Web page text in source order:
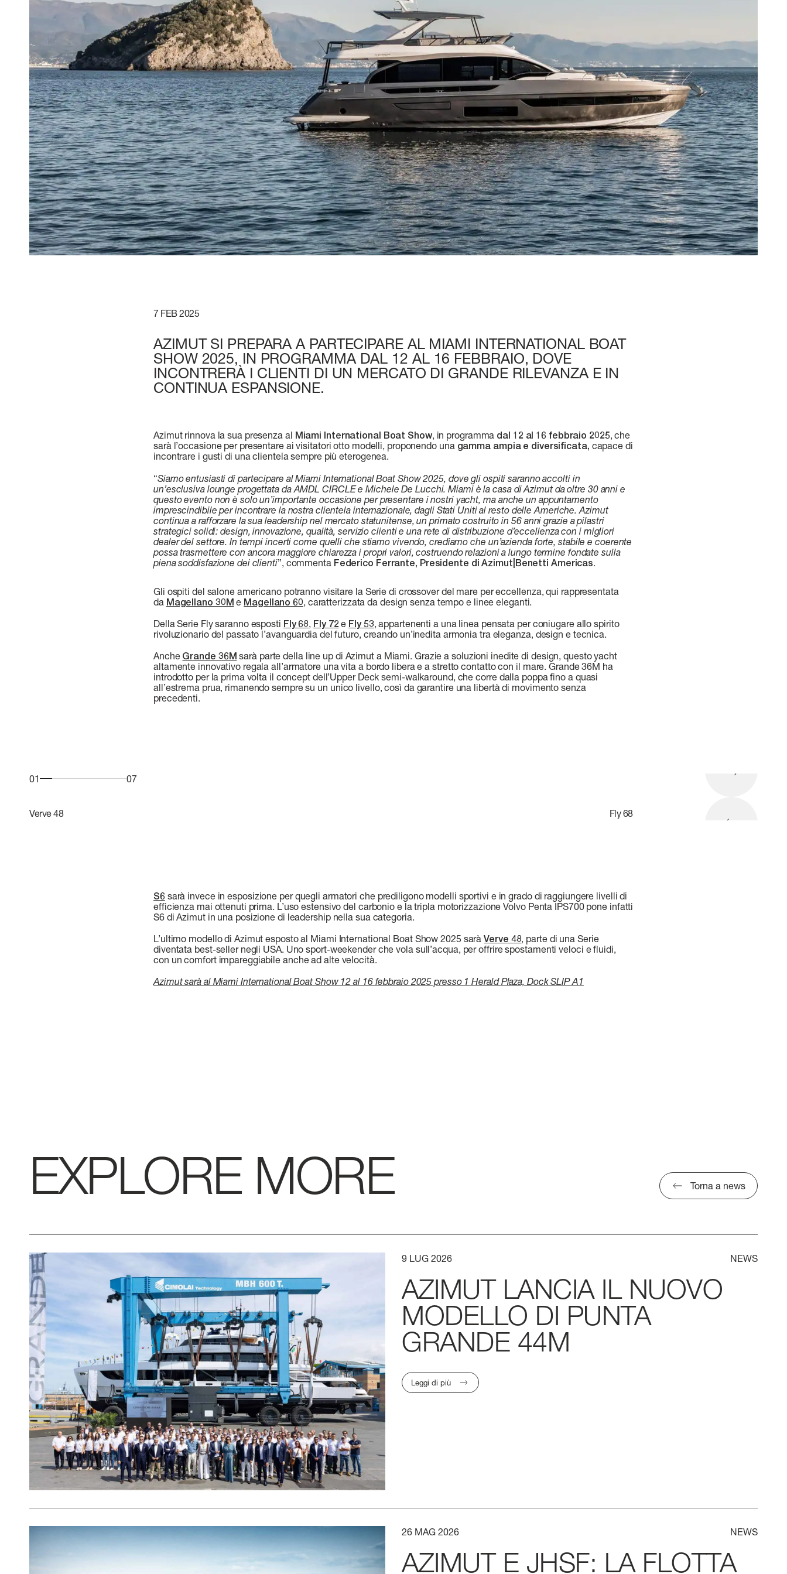
7 FEB 2025
AZIMUT SI PREPARA A PARTECIPARE AL MIAMI INTERNATIONAL BOAT
SHOW 2025, IN PROGRAMMA DAL 12 AL 16 FEBBRAIO, DOVE
INCONTRERÀ I CLIENTI DI UN MERCATO DI GRANDE RILEVANZA E IN
CONTINUA ESPANSIONE.
Azimut rinnova la sua presenza al Miami International Boat Show, in programma dal 12 al 16 febbraio 2025, che
sarà l’occasione per presentare ai visitatori otto modelli, proponendo una gamma ampia e diversificata, capace di
incontrare i gusti di una clientela sempre più eterogenea.
“Siamo entusiasti di partecipare al Miami International Boat Show 2025, dove gli ospiti saranno accolti in
un’esclusiva lounge progettata da AMDL CIRCLE e Michele De Lucchi. Miami è la casa di Azimut da oltre 30 anni e
questo evento non è solo un’importante occasione per presentare i nostri yacht, ma anche un appuntamento
imprescindibile per incontrare la nostra clientela internazionale, dagli Stati Uniti al resto delle Americhe. Azimut
continua a rafforzare la sua leadership nel mercato statunitense, un primato costruito in 56 anni grazie a pilastri
strategici solidi: design, innovazione, qualità, servizio clienti e una rete di distribuzione d’eccellenza con i migliori
dealer del settore. In tempi incerti come quelli che stiamo vivendo, crediamo che un’azienda forte, stabile e coerente
possa trasmettere con ancora maggiore chiarezza i propri valori, costruendo relazioni a lungo termine fondate sulla
piena soddisfazione dei clienti”, commenta Federico Ferrante, Presidente di Azimut|Benetti Americas
Gli ospiti del salone americano potranno visitare la Serie di crossover del mare per eccellenza, qui rappresentata
da Magellano 30M e Magellano 60 , caratterizzata da design senza tempo e linee eleganti.
Della Serie Fly saranno esposti Fly 68 Fly 72 e Fly 53 , appartenenti a una linea pensata per coniugare allo spirito
rivoluzionario del passato l’avanguardia del futuro, creando un’inedita armonia tra eleganza, design e tecnica.
Anche Grande 36M sarà parte della line up di Azimut a Miami. Grazie a soluzioni inedite di design, questo yacht
altamente innovativo regala all’armatore una vita a bordo libera e a stretto contatto con il mare. Grande 36M ha
introdotto per la prima volta il concept dell’Upper Deck semi-walkaround, che corre dalla poppa fino a quasi
all’estrema prua, rimanendo sempre su un unico livello, così da garantire una libertà di movimento senza
precedenti.
01 07
Verve48 Fly68
S6 sarà invece in esposizione per quegli armatori che prediligono modelli sportivi e in grado di raggiungere livelli di
efficienza mai ottenuti prima. L’uso estensivo del carbonio e la tripla motorizzazione Volvo Penta IPS700 pone infatti
S6 di Azimut in una posizione di leadership nella sua categoria.
L’ultimo modello di Azimut esposto al Miami International Boat Show 2025 saràVerve 48, parte di una Serie
diventata best-seller negli USA. Uno sport-weekender che vola sull’acqua, per offrire spostamenti veloci e fluidi,
con un comfort impareggiabile anche ad alte velocità.
Azimut sarà al Miami International Boat Show 12 al 16 febbraio 2025 presso 1 Herald Plaza, Dock SLIP A1
EXPLORE MORE Torna a news
9 LUG 2026 NEWS
AZIMUT LANCIA IL NUOVO
MODELLO DI PUNTA
GRANDE 44M
Leggi di più
26 MAG 2026 NEWS
AZIMUT E JHSF: LA FLOTTA